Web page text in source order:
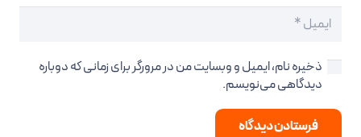
ذخیره نام، ایمیل و وبسایت من در مرورگر برای زمانی که دوباره
دیدگاهی می‌نویسم.
فرستادن دیدگاه